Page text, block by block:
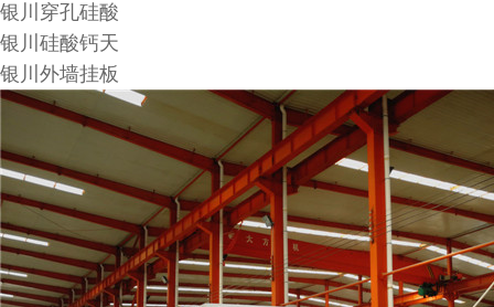
银川穿孔硅酸
银川硅酸钙天
银川外墙挂板